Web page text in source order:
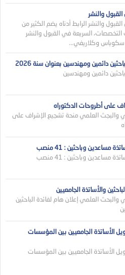
والنشر
والنشر الرابط أدناه يضم الكثير من
السريعة في القبول والنشر
وكلاريفي...
دائمين ومهندسين بعنوان سنة 2026
دائمين ومهندسين
على أطروحات الدكتوراه
والبجث العلمي منحة تشجيع الإشراف على
مساعدين وباحثين : 41 منصب
مساعدين وباحثين : 41 منصب
والأساتذة الجامعيين
والبحث العلمي إعلان هام لفائدة الباحثين
الأساتذة الجامعيين بين المؤسسات
الأساتذة الجامعيين بين المؤسسات